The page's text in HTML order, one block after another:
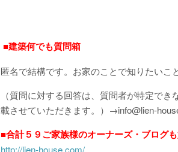
■建築何でも質問箱
匿名で結構です。お家のことで知りたいこ
（質問に対する回答は、質問者が特定で
載させていただきます。）→info@lien-
■合計５９ご家族様のオーナーズ・ブログも
http://lien-house.com/